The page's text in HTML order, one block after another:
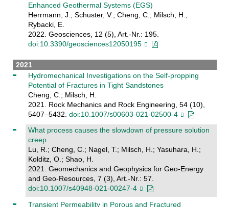
Enhanced Geothermal Systems (EGS)
Herrmann, J.; Schuster, V.; Cheng, C.; Milsch, H.;
Rybacki, E.
2022. Geosciences, 12 (5), Art.-Nr.: 195.
doi:10.3390/geosciences12050195
2021
Hydromechanical Investigations on the Self-propping
Potential of Fractures in Tight Sandstones
Cheng, C.; Milsch, H.
2021. Rock Mechanics and Rock Engineering, 54 (10),
5407–5432. doi:10.1007/s00603-021-02500-4
What process causes the slowdown of pressure solution
creep
Lu, R.; Cheng, C.; Nagel, T.; Milsch, H.; Yasuhara, H.;
Kolditz, O.; Shao, H.
2021. Geomechanics and Geophysics for Geo-Energy
and Geo-Resources, 7 (3), Art.-Nr.: 57.
doi:10.1007/s40948-021-00247-4
Transient Permeability in Porous and Fractured